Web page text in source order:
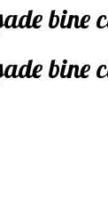
bine
bine